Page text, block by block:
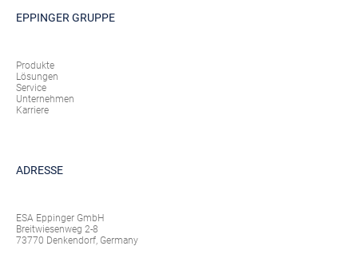
EPPINGER GRUPPE
Produkte
Lösungen
Service
Unternehmen
Karriere
ADRESSE
ESA Eppinger GmbH
Breitwiesenweg 2-8
73770 Denkendorf, Germany